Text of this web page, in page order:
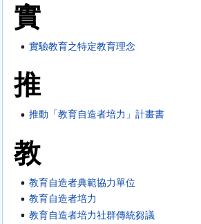
實
實驗教育之特定教育理念
推
推動「教育自造者培力」計畫書
教
教育自造者典範協力單位
教育自造者培力
教育自造者培力社群傳統芻議